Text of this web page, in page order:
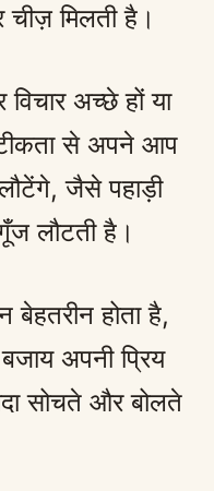
मिलती है।
अच्छे हों या
से अपने आप
जैसे पहाड़ी
लौटती है।
बेहतरीन होता है,
अपनी प्रिय
सोचते और बोलते